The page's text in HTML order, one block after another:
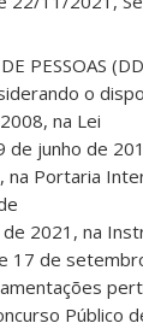
PESSOAS
o
na Lei
de junho de
na Portaria
2021, na
17 de
Público